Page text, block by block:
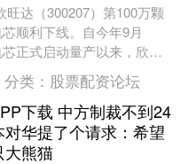
旺达（300207）第100万颗
顺利下线。自今年9月
正式启动量产以来，欣旺
间完成百万级规模生产....
分类： 股票配资论坛
下载 中方制裁不到24
华提了个请求：希望
大熊猫